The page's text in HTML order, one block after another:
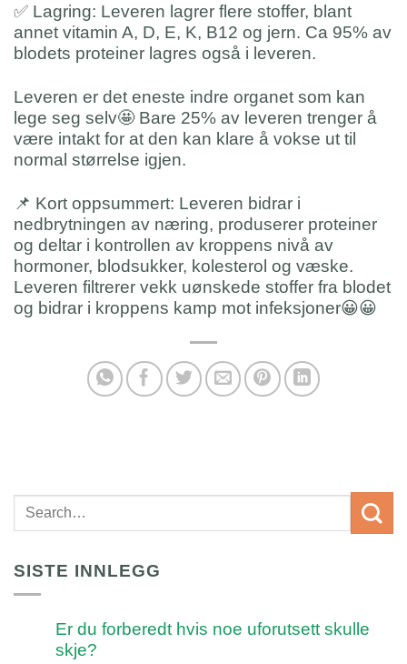
✅ Lagring: Leveren lagrer flere stoffer, blant
annet vitamin A, D, E, K, B12 og jern. Ca 95% av
blodets proteiner lagres også i leveren.
Leveren er det eneste indre organet som kan
lege seg selv🤩Bare 25% av leveren trenger å
være intakt for at den kan klare å vokse ut til
normal størrelse igjen.
📌 Kort oppsummert: Leveren bidrar i
nedbrytningen av næring, produserer proteiner
og deltar i kontrollen av kroppens nivå av
hormoner, blodsukker, kolesterol og væske.
Leveren filtrerer vekk uønskede stoffer fra blodet
og bidrar i kroppens kamp mot infeksjoner😀😀
SISTE INNLEGG
Er du forberedt hvis noe uforutsett skulle
skje?